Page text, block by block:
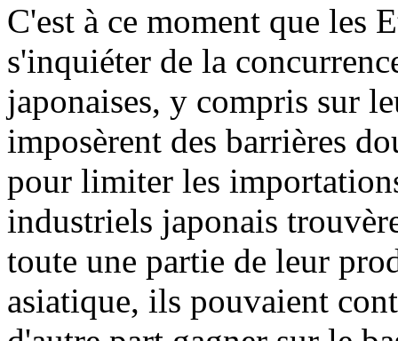
C'est à ce moment que les
s'inquiéter de la
japonaises, y compris sur
imposèrent des barrières
pour limiter les
industriels japonais
toute une partie de leur
asiatique, ils pouvaient